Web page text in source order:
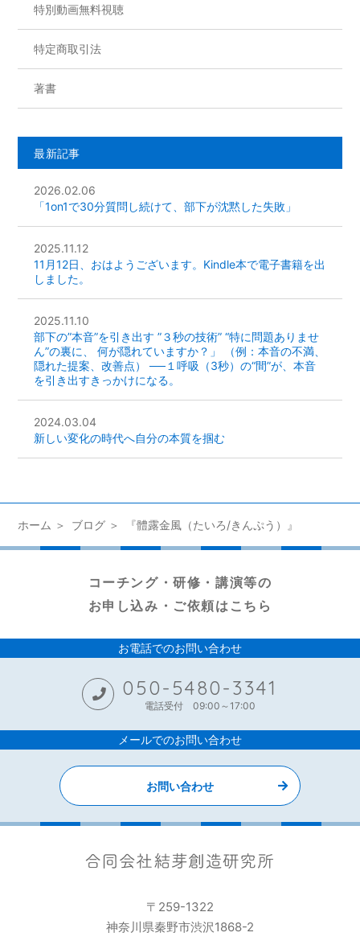
特別動画無料視聴
特定商取引法
著書
最新記事
2026.02.06
「1on1で30分質問し続けて、部下が沈黙した失敗」
2025.11.12
11月12日、おはようございます。Kindle本で電子書籍を出
しました。
2025.11.10
部下の”本音”を引き出す ”３秒の技術” “特に問題ありませ
ん”の裏に、 何が隠れていますか？」 （例：本音の不満、
隠れた提案、改善点） ──１呼吸（3秒）の“間”が、本音
を引き出すきっかけになる。
2024.03.04
新しい変化の時代へ自分の本質を掴む
ホーム ブログ 『體露金風（たいろ/きんぷう）』
コーチング・研修・講演等の
お申し込み・ご依頼はこちら
お電話でのお問い合わせ
050-5480-3341
電話受付 09:00～17:00
メールでのお問い合わせ
お問い合わせ
〒259-1322
神奈川県秦野市渋沢1868-2